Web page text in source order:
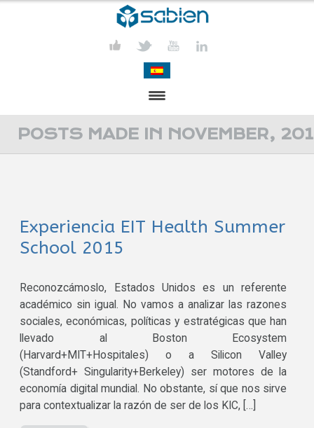
PRESENTATION
ACTIVITIES
MEDIA
CONTACT
POSTS MADE IN NOVEMBER,
Experiencia EIT Health Summer
School 2015
Reconozcámoslo, Estados Unidos es un referente
académico sin igual. No vamos a analizar las razones
sociales, económicas, políticas y estratégicas que han
llevado al Boston Ecosystem
(Harvard+MIT+Hospitales) o a Silicon Valley
(Standford+ Singularity+Berkeley) ser motores de la
economía digital mundial. No obstante, sí que nos sirve
para contextualizar la razón de ser de los KIC, […]